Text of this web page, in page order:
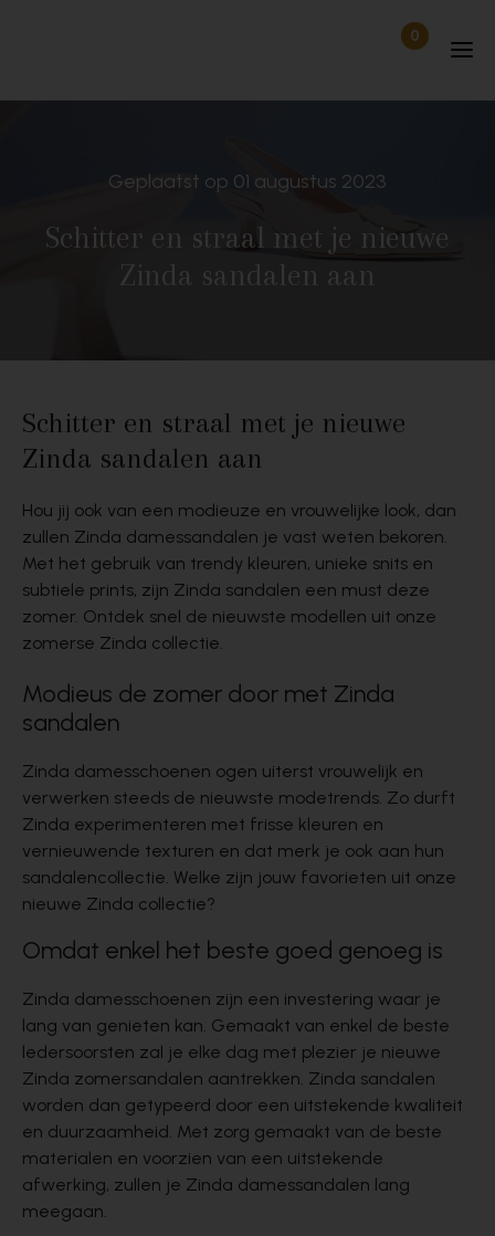
0Items in
Geplaatst op 01 augustus 2023
Schitter en straal met je nieuwe
Zinda sandalen aan
Schitter en straal met je nieuwe
Zinda sandalen aan
Hou jij ook van een modieuze en vrouwelijke look, dan
zullen Zinda damessandalen je vast weten bekoren.
Met het gebruik van trendy kleuren, unieke snits en
subtiele prints, zijn Zinda sandalen een must deze
zomer. Ontdek snel de nieuwste modellen uit onze
zomerse Zinda collectie.
Modieus de zomer door met Zinda
sandalen
Zinda damesschoenen ogen uiterst vrouwelijk en
verwerken steeds de nieuwste modetrends. Zo durft
Zinda experimenteren met frisse kleuren en
vernieuwende texturen en dat merk je ook aan hun
sandalencollectie. Welke zijn jouw favorieten uit onze
nieuwe Zinda collectie?
Omdat enkel het beste goed genoeg is
Zinda damesschoenen zijn een investering waar je
lang van genieten kan. Gemaakt van enkel de beste
ledersoorsten zal je elke dag met plezier je nieuwe
Zinda zomersandalen aantrekken. Zinda sandalen
worden dan getypeerd door een uitstekende kwaliteit
en duurzaamheid. Met zorg gemaakt van de beste
materialen en voorzien van een uitstekende
afwerking, zullen je Zinda damessandalen lang
meegaan.